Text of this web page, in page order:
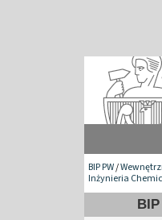
BIP PW/
Inżynieria